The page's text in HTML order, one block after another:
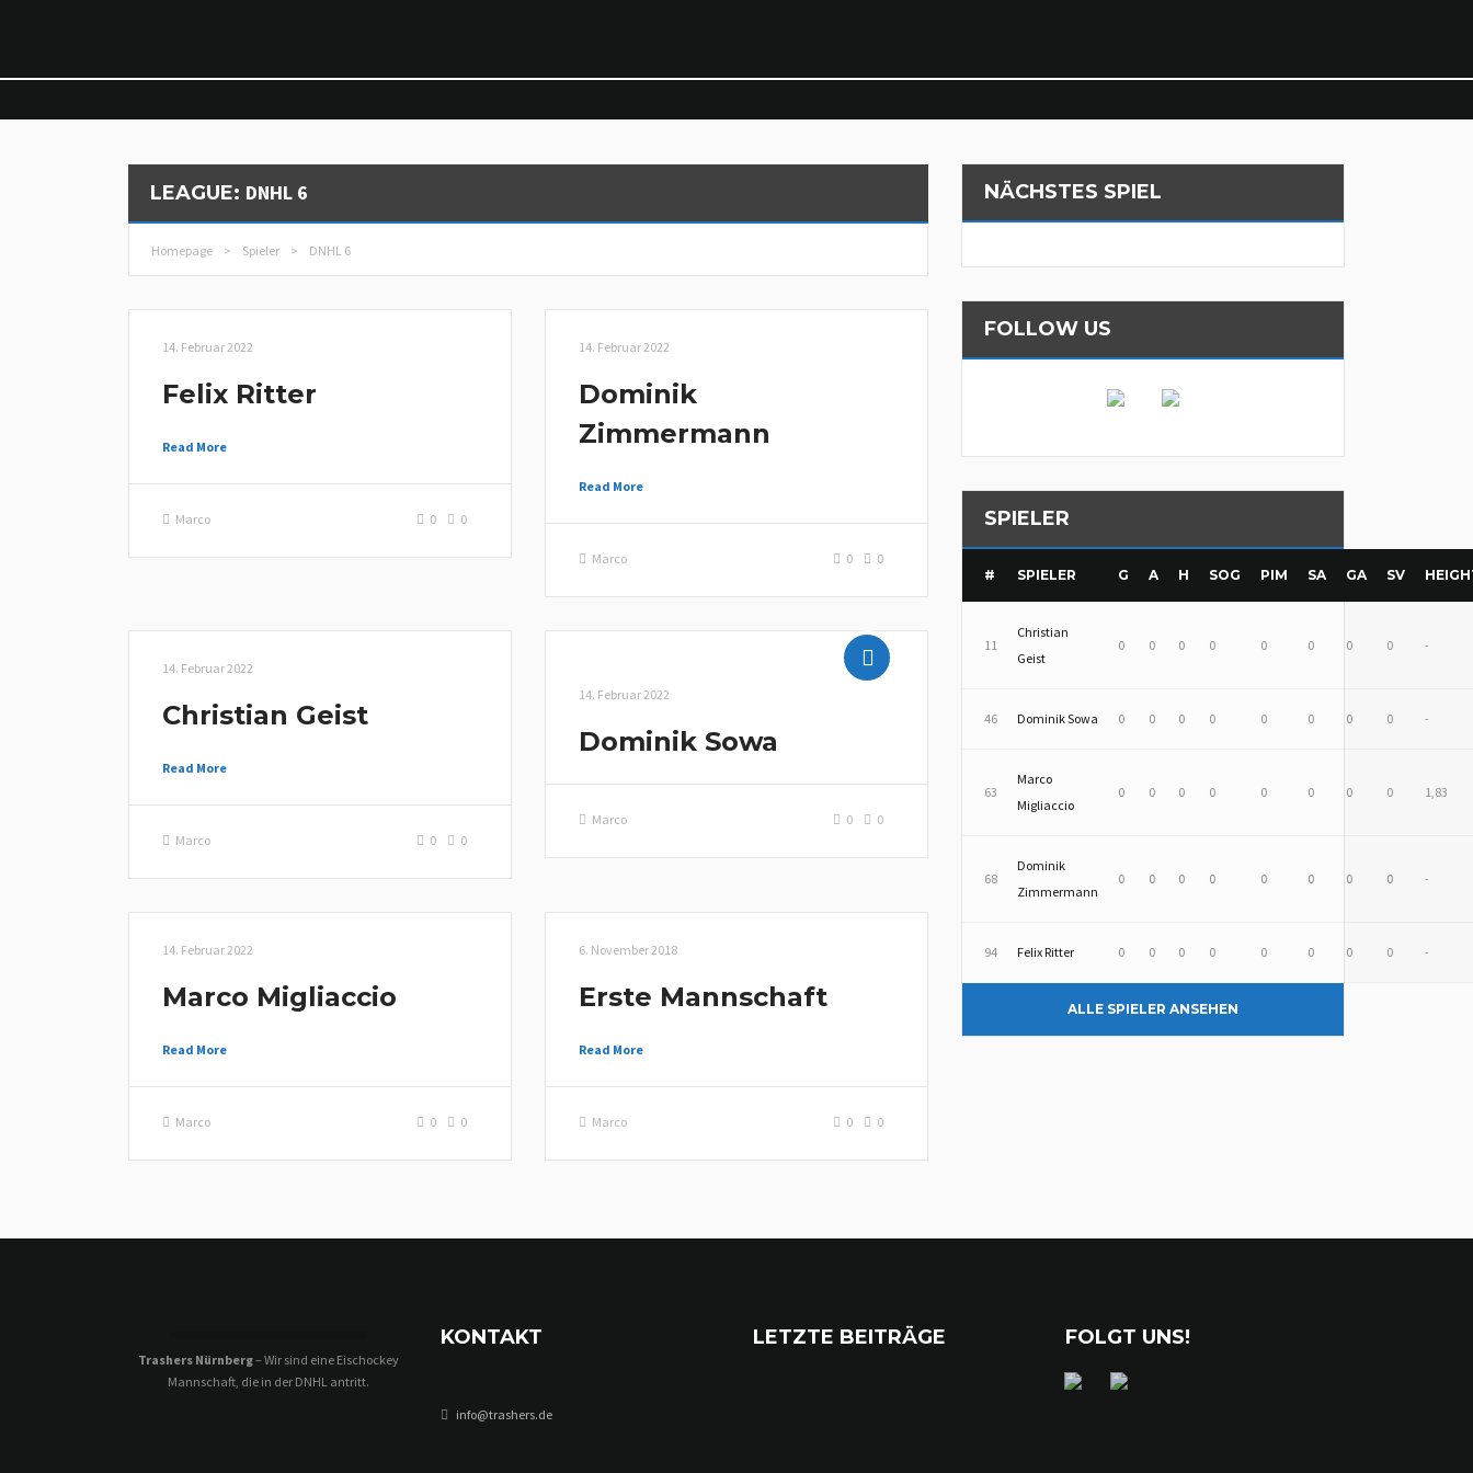
LEAGUE: DNHL 6
Homepage > Spieler > DNHL 6
14. Februar 2022
Felix Ritter
Read More
Marco 0
0
14. Februar 2022
Dominik
Zimmermann
Read More
Marco 0
0
14. Februar 2022
Christian Geist
Read More
Marco 0
0
14. Februar 2022
Dominik Sowa
Marco 0
0
14. Februar 2022
Marco Migliaccio
Read More
Marco 0
0
6. November 2018
Erste Mannschaft
Read More
Marco 0
0
NÄCHSTES SPIEL
FOLLOW US
SPIELER
# SPIELER G A H SOG PIM SA GA SV
11
Christian
Geist
0 0 0 0 0 0 0 0 -
46 Dominik Sowa 0 0 0 0 0 0 0 0 -
63
Marco
Migliaccio
0 0 0 0 0 0 0 0 1,83
68
Dominik
Zimmermann
0 0 0 0 0 0 0 0 -
94 Felix Ritter 0 0 0 0 0 0 0 0 -
ALLE SPIELER ANSEHEN
Trashers Nürnberg– Wir sind eine Eischockey
Mannschaft, die in der DNHL antritt.
KONTAKT
info@trashers.de
LETZTE BEITRÄGE FOLGT UNS!